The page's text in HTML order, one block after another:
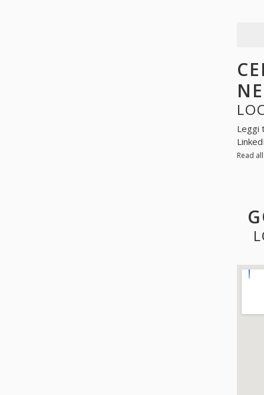
Leggi
Read